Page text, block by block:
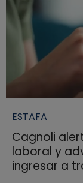
ESTAFA
Cagnoli
laboral y
ingresar a